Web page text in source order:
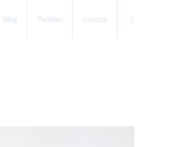
Blog Portfolio Contatti